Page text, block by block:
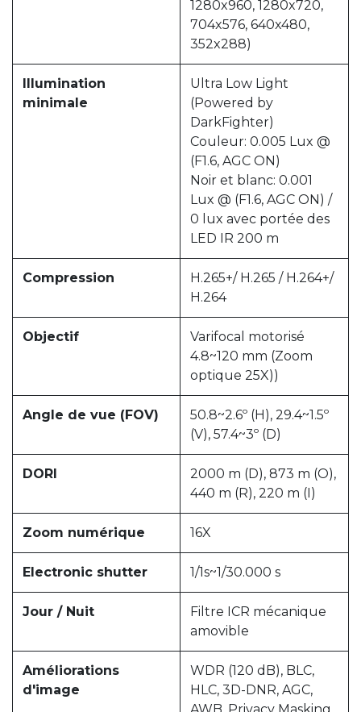
1280x960, 1280x720,
704x576, 640x480,
352x288)
Illumination
minimale
Ultra Low Light
(Powered by
DarkFighter)
Couleur: 0.005 Lux @
(F1.6, AGC ON)
Noir et blanc: 0.001
Lux @ (F1.6, AGC ON) /
0 lux avec portée des
LED IR 200 m
Compression
H.265+/ H.265 / H.264+/
H.264
Objectif
Varifocal motorisé
4.8~120 mm (Zoom
optique 25X))
Angle de vue (FOV)
50.8~2.6º (H), 29.4~1.5º
(V), 57.4~3º (D)
DORI
2000 m (D), 873 m (O),
440 m (R), 220 m (I)
Zoom numérique 16X
Electronic shutter 1/1s~1/30.000 s
Jour / Nuit
Filtre ICR mécanique
amovible
Améliorations
d'image
WDR (120 dB), BLC,
HLC, 3D-DNR, AGC,